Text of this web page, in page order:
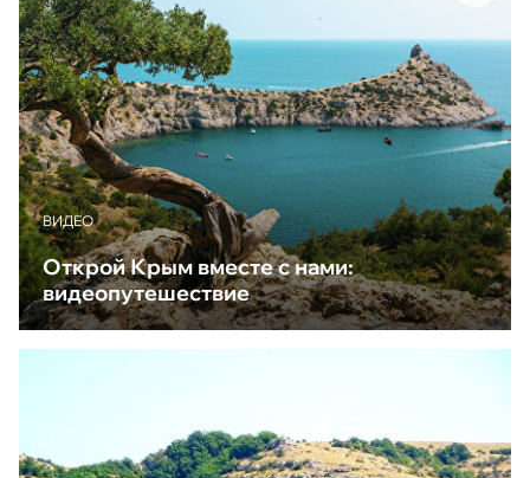
ВИДЕО
Открой Крым вместе с нами:
видеопутешествие